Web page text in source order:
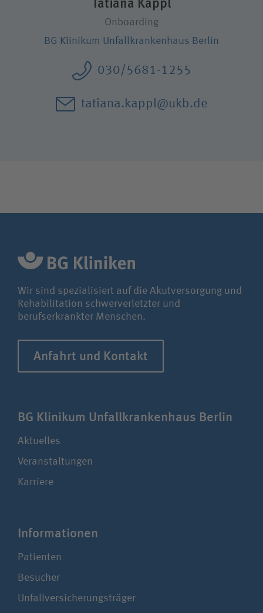
Unfallversicherungsträger
Zuweiserin / Zuweiser
Journalistin / Journalist
Onboarding
BG Klinikum Unfallkrankenhaus Berlin
030/5681-1255
tatiana.kappl@ukb.de
Wir sind spezialisiert auf die Akutversorgung und
Rehabilitation schwerverletzter und
berufserkrankter Menschen.
Anfahrt und Kontakt
BG Klinikum Unfall­kranken­haus Berlin
Aktuelles
Veranstaltungen
Karriere
Infor­ma­ti­onen
Patienten
Besucher
Unfallversicherungsträger